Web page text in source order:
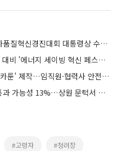
남부발전, 23년 연속 국가품질혁신경진대회 대통령상 수상 영예
남부발전, 하계 전력피크 대비 '에너지 세이빙 혁신 페스타' 개최
남부발전, 'KOSPO 안전카툰' 제작…임직원·협력사 안전문화 확산
美 클래리티 법안 연내 통과 가능성 13%…상원 문턱서 제동
#고령자 #청려장